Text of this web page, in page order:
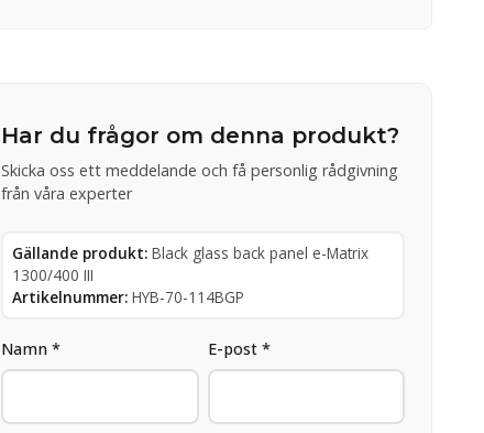
Har du frågor om denna produkt?
Skicka oss ett meddelande och få personlig rådgivning
från våra experter
Gällande produkt: Black glass back panel e-Matrix
1300/400 III
Artikelnummer: HYB-70-114BGP
Namn * E-post *